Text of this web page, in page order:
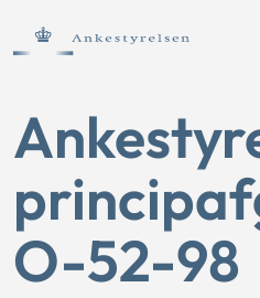
O-52-98